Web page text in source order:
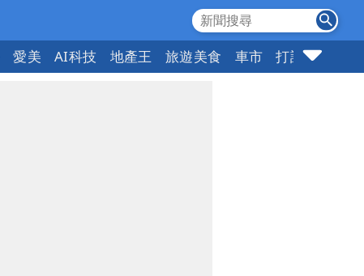
愛美 AI科技 地產王 旅遊美食 車市 打詐 指標企